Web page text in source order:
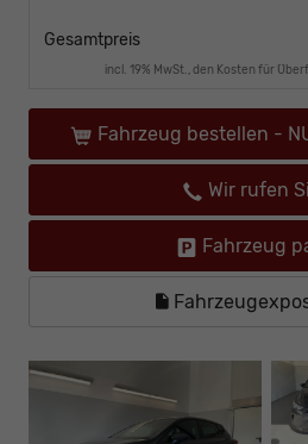
Gesamtpreis
incl. 19% MwSt., den Kosten für
Fahrzeug bestellen -
Wir rufen
Fahrzeug